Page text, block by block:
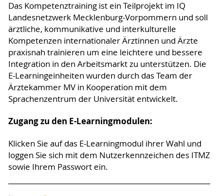
Das Kompetenztraining ist ein Teilprojekt im IQ
Landesnetzwerk Mecklenburg-Vorpommern und soll
ärztliche, kommunikative und interkulturelle
Kompetenzen internationaler Ärztinnen und Ärzte
praxisnah trainieren um eine leichtere und bessere
Integration in den Arbeitsmarkt zu unterstützen. Die
E-Learningeinheiten wurden durch das Team der
Ärztekammer MV in Kooperation mit dem
Sprachenzentrum der Universität entwickelt.
Zugang zu den E-Learningmodulen:
Klicken Sie auf das E-Learningmodul ihrer Wahl und
loggen Sie sich mit dem Nutzerkennzeichen des ITMZ
sowie Ihrem Passwort ein.